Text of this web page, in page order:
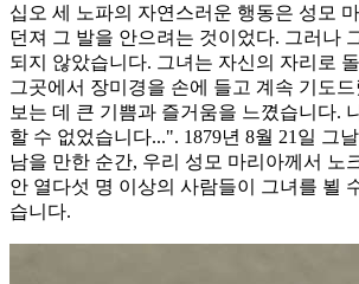
십오 세 노파의 자연스러운 행동은 성모
던져 그 발을 안으려는 것이었다. 그러나
되지 않았습니다. 그녀는 자신의 자리로
그곳에서 장미경을 손에 들고 계속 기도
보는 데 큰 기쁨과 즐거움을 느꼈습니다.
할 수 없었습니다...". 1879년 8월 21일 그
남을 만한 순간, 우리 성모 마리아께서 노
안 열다섯 명 이상의 사람들이 그녀를 뵐
습니다.